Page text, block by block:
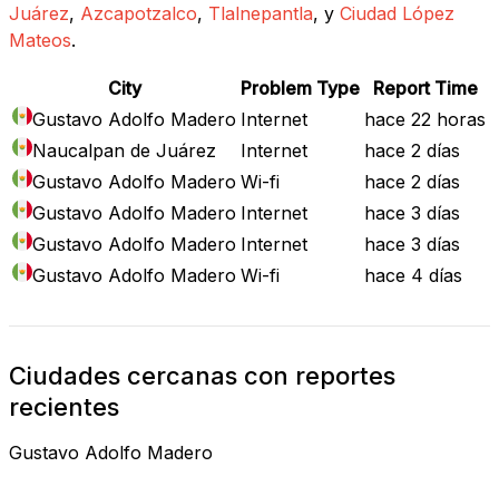
Juárez, Azcapotzalco, Tlalnepantla, y Ciudad López
Mateos.
City Problem Type
Report Time
Gustavo Adolfo Madero Internet
hace 22 horas
Naucalpan de Juárez
Internet
hace 2 días
Gustavo Adolfo Madero Wi-fi
hace 2 días
Gustavo Adolfo Madero Internet
hace 3 días
Gustavo Adolfo Madero Internet
hace 3 días
Gustavo Adolfo Madero Wi-fi hace 4 días
Ciudades cercanas con reportes
recientes
Gustavo Adolfo Madero